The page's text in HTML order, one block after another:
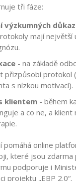
tři fáze:
výzkumných
mají největší
- na základě
přizpůsobí protokol
s nízkou motivací).
klientem - během
a co ne, a
online
které jsou
podporuje i
projektu „EBP 2.0“.